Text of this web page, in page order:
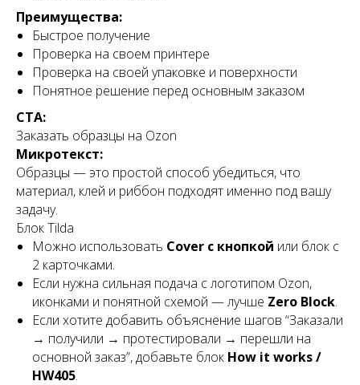
Преимущества:
Быстрое получение
Проверка на своем принтере
Проверка на своей упаковке и поверхности
Понятное решение перед основным заказом
CTA:
Заказать образцы на Ozon
Микротекст:
Образцы — это простой способ убедиться, что
материал, клей и риббон подходят именно под вашу
задачу.
Блок Tilda
Можно использовать Cover с кнопкой или блок с
2 карточками.
Если нужна сильная подача с логотипом Ozon,
иконками и понятной схемой — лучше Zero Block.
Если хотите добавить объяснение шагов “Заказали
→ получили → протестировали → перешли на
основной заказ”, добавьте блок How it works /
HW405.